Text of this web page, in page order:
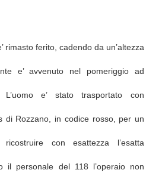
rimasto ferito, cadendo da un’altezza
e’ avvenuto nel pomeriggio ad
e’ stato trasportato con
di Rozzano, in codice rosso, per un
con esattezza l’esatta
il personale del 118 l’operaio non